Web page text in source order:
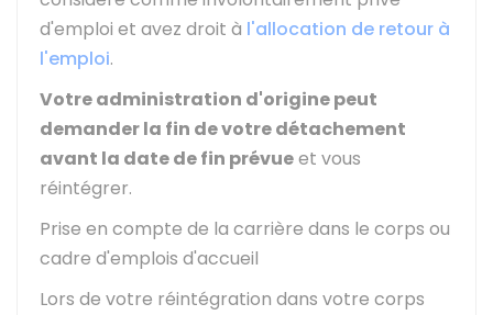
d'emploi et avez droit à l'allocation de retour à
l'emploi.
Votre administration d'origine peut
demander la fin de votre détachement
avant la date de fin prévueet vous
réintégrer.
Prise en compte de la carrière dans le corps ou
cadre d'emplois d'accueil
Lors de votre réintégration dans votre corps